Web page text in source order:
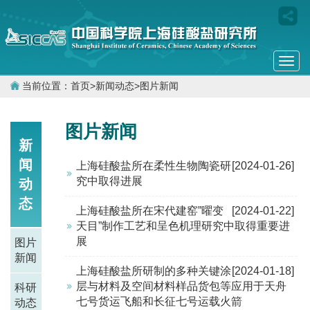
当前位置： 首页>新闻动态>图片新闻
新
闻
动
态
图片
新闻
科研
动态
图片新闻
[2024-01-26]
上海硅酸盐所在柔性生物陶瓷研
究中取得进展
[2024-01-22]
上海硅酸盐所在宋代建窑”曜变
天目”制作工艺和呈色机理研究中取得重要进
展
[2024-01-18]
上海硅酸盐所研制的多种关键涂
层与材料及空间材料样品货包等应用于天舟
七号货运飞船和长征七号运载火箭